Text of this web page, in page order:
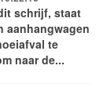
schrijf, staat
aanhangwagen
te
naar de...